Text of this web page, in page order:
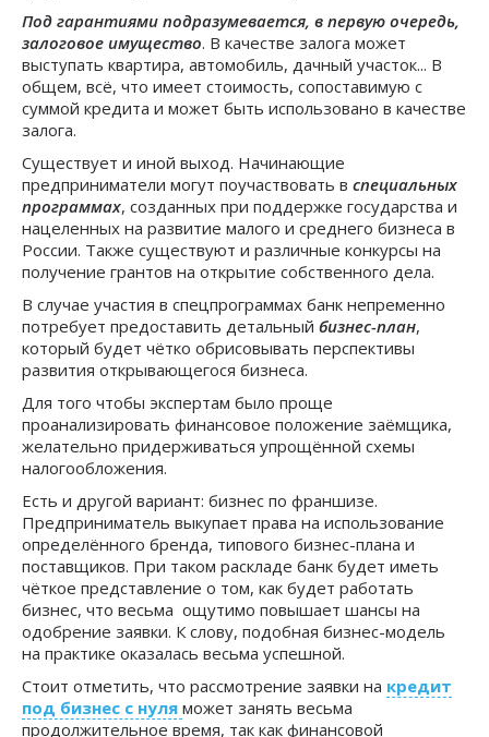
Под гарантиями подразумевается, в первую очередь,
залоговое имущество. В качестве залога может
выступать квартира, автомобиль, дачный участок... В
общем, всё, что имеет стоимость, сопоставимую с
суммой кредита и может быть использовано в качестве
залога.
Существует и иной выход. Начинающие
предприниматели могут поучаствовать в специальных
программах, созданных при поддержке государства и
нацеленных на развитие малого и среднего бизнеса в
России. Также существуют и различные конкурсы на
получение грантов на открытие собственного дела.
В случае участия в спецпрограммах банк непременно
потребует предоставить детальный бизнес-план,
который будет чётко обрисовывать перспективы
развития открывающегося бизнеса.
Для того чтобы экспертам было проще
проанализировать финансовое положение заёмщика,
желательно придерживаться упрощённой схемы
налогообложения.
Есть и другой вариант: бизнес по франшизе.
Предприниматель выкупает права на использование
определённого бренда, типового бизнес-плана и
поставщиков. При таком раскладе банк будет иметь
чёткое представление о том, как будет работать
бизнес, что весьма ощутимо повышает шансы на
одобрение заявки. К слову, подобная бизнес-модель
на практике оказалась весьма успешной.
Стоит отметить, что рассмотрение заявки на кредит
под бизнес с нуля может занять весьма
продолжительное время, так как финансовой